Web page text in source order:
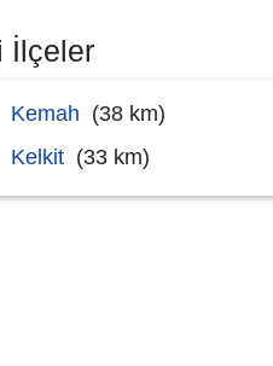
İlçeler
Kemah (38 km)
Kelkit (33 km)